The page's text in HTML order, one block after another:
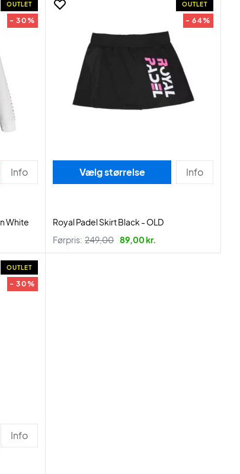
OUTLET
- 30%
Info
White
OUTLET
- 64%
Vælg størrelse Info
Royal Padel Skirt Black - OLD
Førpris: 249,00 89,00 kr.
OUTLET
- 30%
Info